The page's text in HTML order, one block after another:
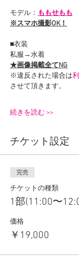
モデル： ももせもも
※スマホ撮影OK！
■衣装
私服→水着
★画像掲載全てNG
※違反された場合は
させて頂きます。
続きを読む >>
チケット設定
完売
チケットの種類
1部(11:00〜
価格
￥19,000